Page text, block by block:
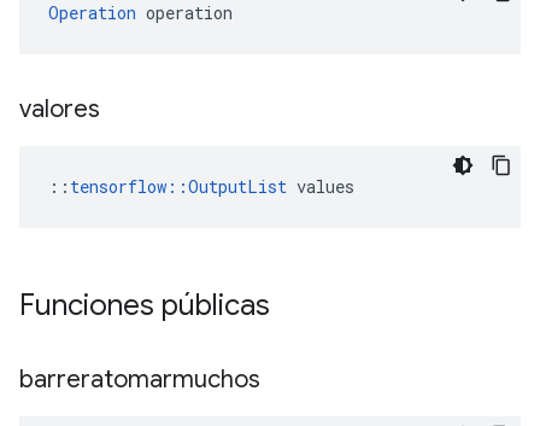
Operation operation
valores
:: tensorflow::OutputList values
Funciones públicas
barreratomarmuchos